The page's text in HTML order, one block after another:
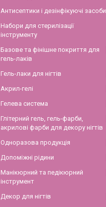
Антисептики і дезінфікуючі засоби
Набори для стерилізації
інструменту
Базове та фінішне покриття для
гель-лаків
Гель-лаки для нігтів
Акрил-гелі
Гелева система
Глітерний гель, гель-фарби,
акрилові фарби для декору нігтів
Одноразова продукція
Допоміжні рідини
Манікюрний та педікюрний
інструмент
Декор для нігтів